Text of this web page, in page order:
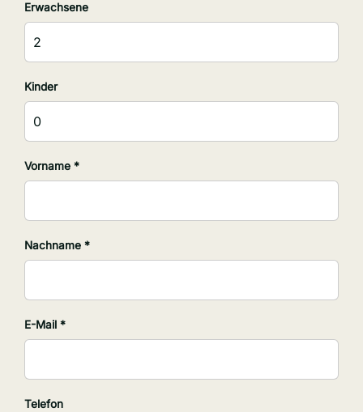
Erwachsene
Kinder
Vorname *
Nachname *
E-Mail *
Telefon